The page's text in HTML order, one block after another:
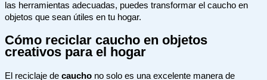
las herramientas adecuadas, puedes transformar el caucho en
objetos que sean útiles en tu hogar.
Cómo reciclar caucho en objetos
creativos para el hogar
El reciclaje de caucho no solo es una excelente manera de